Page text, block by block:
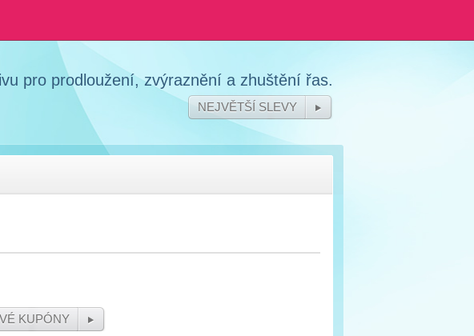
pro prodloužení, zvýraznění a zhuštění řas.
NEJVĚTŠÍ SLEVY
KUPÓNY